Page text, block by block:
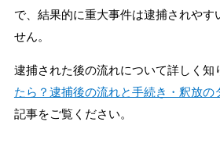
で、結果的に重大事件は逮捕されやす
せん。
逮捕された後の流れについて詳しく知
たら？逮捕後の流れと手続き・釈放の
記事をご覧ください。